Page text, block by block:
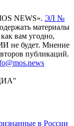
NEWS». ЭЛ №
материалы
вам угодно,
не будет. Мнение
публикаций.
в России